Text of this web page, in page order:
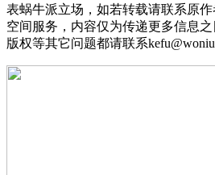
表蜗牛派立场，如若转载请联系原
空间服务，内容仅为传递更多信息之
版权等其它问题都请联系